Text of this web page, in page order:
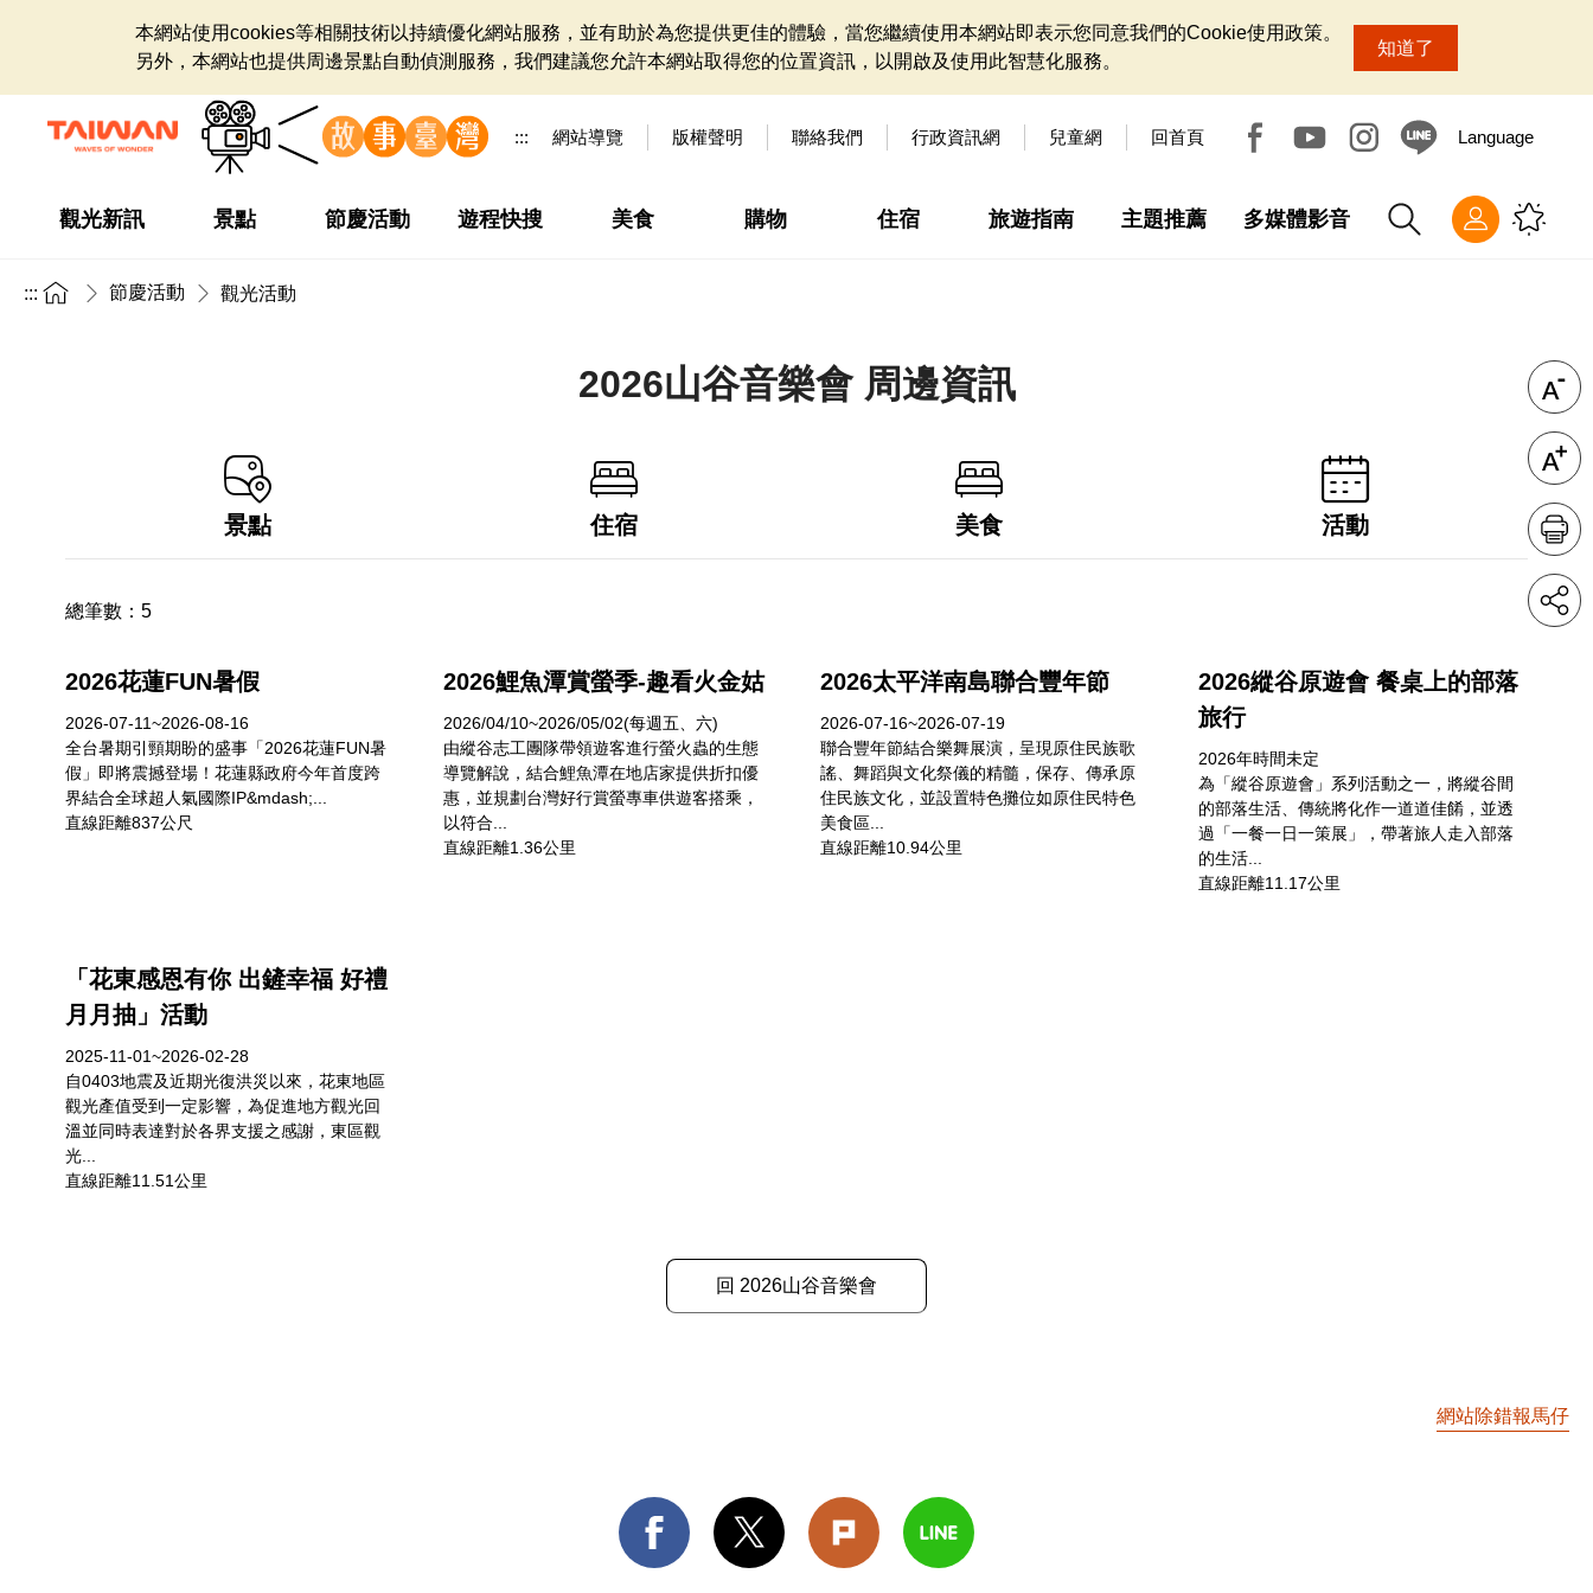
本網站使用cookies等相關技術以持續優化網站服務，並有助於為您提供更佳的體驗，當您繼續使用本網站即表示您同意我們的Cookie使用政策。
另外，本網站也提供周邊景點自動偵測服務，我們建議您允許本網站取得您的位置資訊，以開啟及使用此智慧化服務。
知道了
::: 網站導覽 版權聲明 聯絡我們 行政資訊網 兒童網 回首頁 Language
觀光新訊 景點 節慶活動 遊程快搜 美食 購物 住宿 旅遊指南 主題推薦 多媒體影音
::: 節慶活動 觀光活動
2026山谷音樂會 周邊資訊
景點 住宿 美食 活動
總筆數： 5
2026花蓮FUN暑假
2026-07-11~2026-08-16
全台暑期引頸期盼的盛事「2026花蓮FUN暑
假」即將震撼登場！花蓮縣政府今年首度跨
界結合全球超人氣國際IP&mdash;...
直線距離837公尺
2026鯉魚潭賞螢季-趣看火金姑
2026/04/10~2026/05/02(每週五、六)
由縱谷志工團隊帶領遊客進行螢火蟲的生態
導覽解說，結合鯉魚潭在地店家提供折扣優
惠，並規劃台灣好行賞螢專車供遊客搭乘，
以符合...
直線距離1.36公里
2026太平洋南島聯合豐年節
2026-07-16~2026-07-19
聯合豐年節結合樂舞展演，呈現原住民族歌
謠、舞蹈與文化祭儀的精髓，保存、傳承原
住民族文化，並設置特色攤位如原住民特色
美食區...
直線距離10.94公里
2026縱谷原遊會 餐桌上的部落
旅行
2026年時間未定
為「縱谷原遊會」系列活動之一，將縱谷間
的部落生活、傳統將化作一道道佳餚，並透
過「一餐一日一策展」，帶著旅人走入部落
的生活...
直線距離11.17公里
「花東感恩有你 出鏟幸福 好禮
月月抽」活動
2025-11-01~2026-02-28
自0403地震及近期光復洪災以來，花東地區
觀光產值受到一定影響，為促進地方觀光回
溫並同時表達對於各界支援之感謝，東區觀
光...
直線距離11.51公里
回 2026山谷音樂會
網站除錯報馬仔